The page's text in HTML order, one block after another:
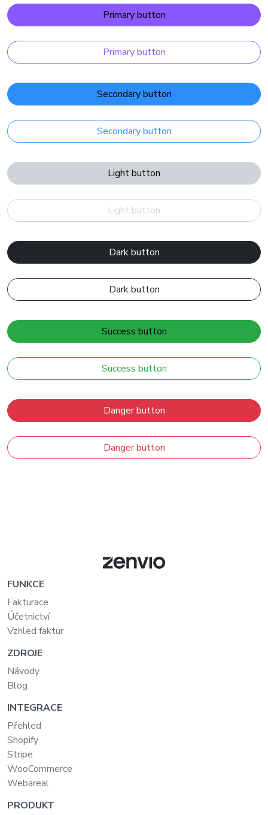
Primary button
Primary button
Secondary button
Secondary button
Light button
Light button
Dark button
Dark button
Success button
Success button
Danger button
Danger button
FUNKCE
Fakturace
Účetnictví
Vzhled faktur
ZDROJE
Návody
Blog
INTEGRACE
Přehled
Shopify
Stripe
WooCommerce
Webareal
PRODUKT